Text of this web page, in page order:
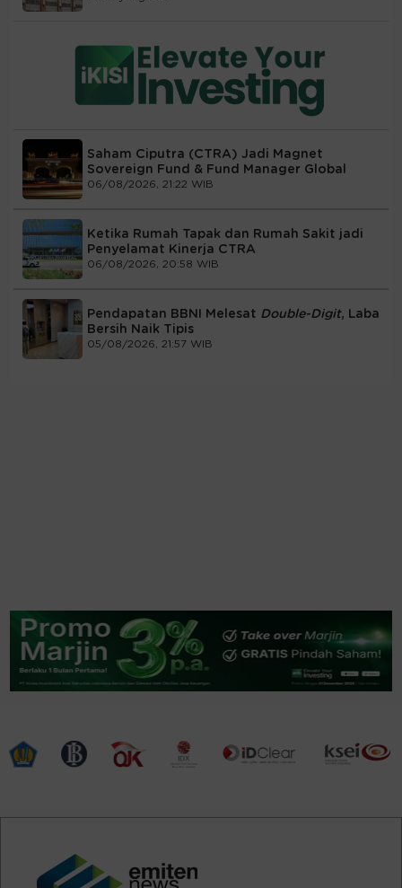
Saham Ciputra (CTRA) Jadi Magnet
Sovereign Fund & Fund Manager Global
06/08/2026, 21:22 WIB
Ketika Rumah Tapak dan Rumah Sakit jadi
Penyelamat Kinerja CTRA
06/08/2026, 20:58 WIB
Pendapatan BBNI Melesat Double-Digit, Laba
Bersih Naik Tipis
05/08/2026, 21:57 WIB